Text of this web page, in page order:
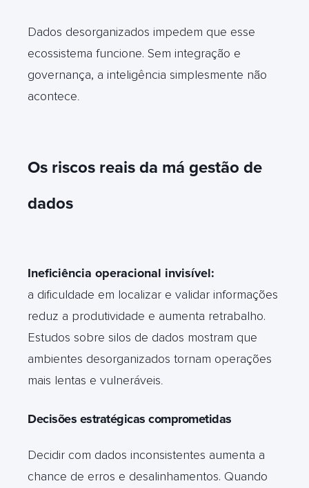
Dados desorganizados impedem que esse
ecossistema funcione. Sem integração e
governança, a inteligência simplesmente não
acontece.
Os riscos reais da má gestão de
dados
Ineficiência operacional invisível:
a dificuldade em localizar e validar informações
reduz a produtividade e aumenta retrabalho.
Estudos sobre silos de dados mostram que
ambientes desorganizados tornam operações
mais lentas e vulneráveis.
Decisões estratégicas comprometidas
Decidir com dados inconsistentes aumenta a
chance de erros e desalinhamentos. Quando